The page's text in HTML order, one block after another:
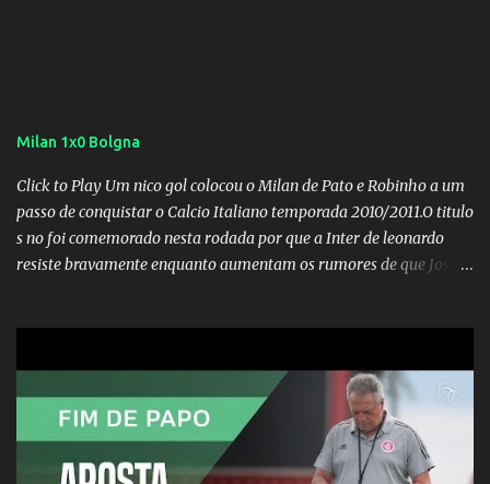
Milan 1x0 Bolgna
Click to Play Um nico gol colocou o Milan de Pato e Robinho a um
passo de conquistar o Calcio Italiano temporada 2010/2011.O titulo
s no foi comemorado nesta rodada por que a Inter de leonardo
resiste bravamente enquanto aumentam os rumores de que Jos